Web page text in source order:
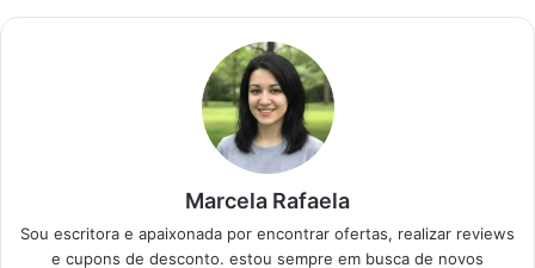
Produtos em
acertar na escolha do
Marcela Rafaela
Sou escritora e apaixonada por encontrar ofertas, realizar reviews
e cupons de desconto. estou sempre em busca de novos